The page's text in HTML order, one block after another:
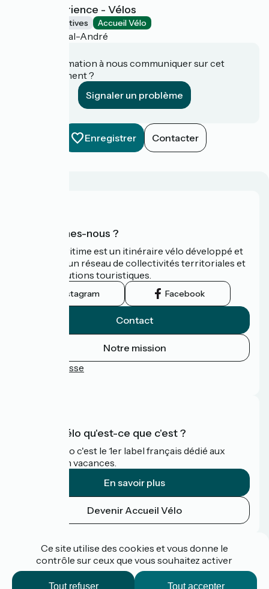
Aloha Expérience - Vélos
Activités sportives Accueil Vélo
Pléneuf-Val-André
Une information à nous communiquer sur cet
établissement ?
Signaler un problème
Enregistrer Contacter
Qui sommes-nous ?
La Vélomaritime est un itinéraire vélo développé et
promu par un réseau de collectivités territoriales et
leurs institutions touristiques.
Instagram Facebook
Contact
Notre mission
Espace Presse
Accueil Vélo qu'est-ce que c'est ?
Accueil Vélo c'est le 1er label français dédié aux
cyclistes en vacances.
En savoir plus
Devenir Accueil Vélo
Ce site utilise des cookies et vous donne le
contrôle sur ceux que vous souhaitez activer
Tout accepter
Tout refuser